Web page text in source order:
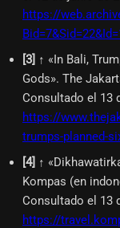
https://
[3] ↑ «In Bali,
Gods». The
Consultado el 13
https://
trumps-planned-
[4] ↑
Kompas (en
Consultado el 13
https://